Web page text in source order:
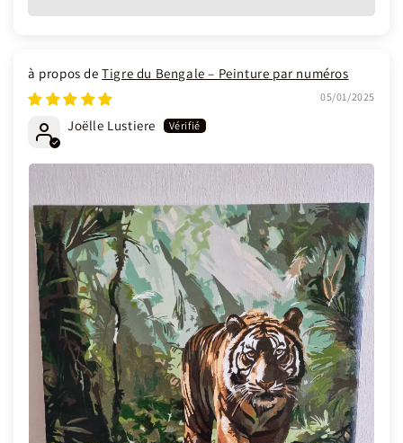
Tigre du Bengale – Peinture par numéros
05/01/2025
Joëlle Lustiere